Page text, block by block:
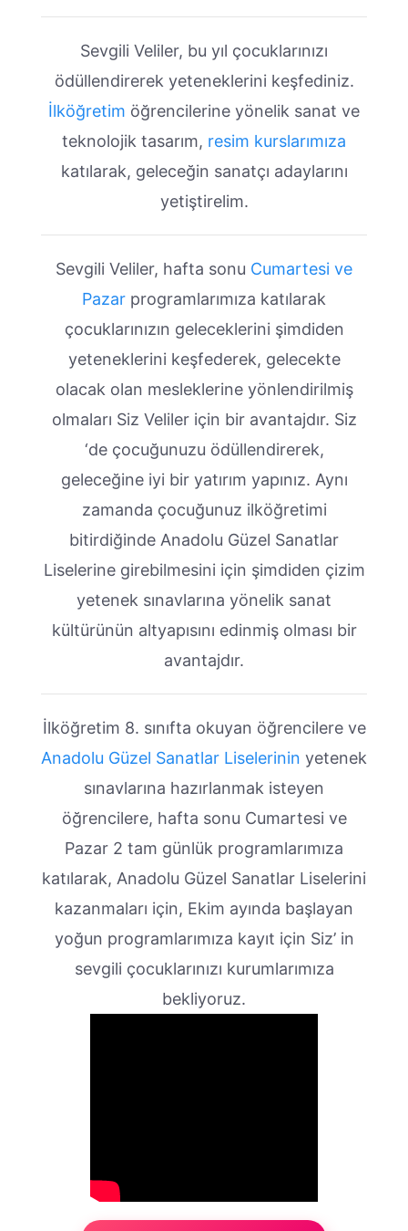
Sevgili Veliler, bu yıl çocuklarınızı
ödüllendirerek yeteneklerini keşfediniz.
İlköğretim öğrencilerine yönelik sanat ve
teknolojik tasarım, resim kurslarımıza
katılarak, geleceğin sanatçı adaylarını
yetiştirelim.
Sevgili Veliler, hafta sonu Cumartesi ve
Pazar programlarımıza katılarak
çocuklarınızın geleceklerini şimdiden
yeteneklerini keşfederek, gelecekte
olacak olan mesleklerine yönlendirilmiş
olmaları Siz Veliler için bir avantajdır. Siz
‘de çocuğunuzu ödüllendirerek,
geleceğine iyi bir yatırım yapınız. Aynı
zamanda çocuğunuz ilköğretimi
bitirdiğinde Anadolu Güzel Sanatlar
Liselerine girebilmesini için şimdiden çizim
yetenek sınavlarına yönelik sanat
kültürünün altyapısını edinmiş olması bir
avantajdır.
İlköğretim 8. sınıfta okuyan öğrencilere ve
Anadolu Güzel Sanatlar Liselerinin yetenek
sınavlarına hazırlanmak isteyen
öğrencilere, hafta sonu Cumartesi ve
Pazar 2 tam günlük programlarımıza
katılarak, Anadolu Güzel Sanatlar Liselerini
kazanmaları için, Ekim ayında başlayan
yoğun programlarımıza kayıt için Siz’ in
sevgili çocuklarınızı kurumlarımıza
bekliyoruz.